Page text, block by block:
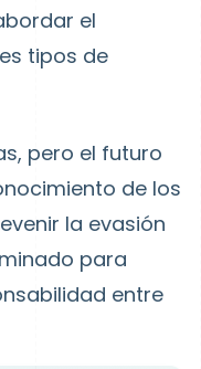
el
tipos de
pero el futuro
de los
la evasión
para
entre